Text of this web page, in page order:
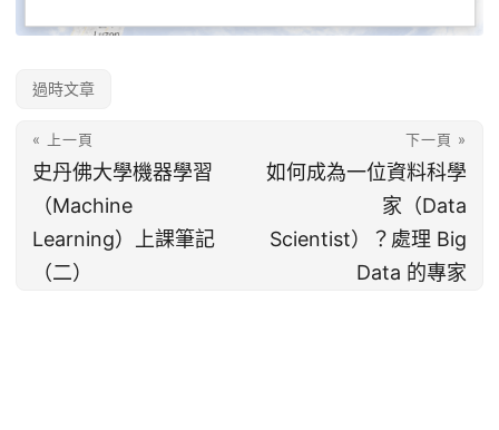
過時文章
« 上一頁
史丹佛大學機器學習
（Machine
Learning）上課筆記
（二）
下一頁 »
如何成為一位資料科學
家（Data
Scientist）？處理 Big
Data 的專家